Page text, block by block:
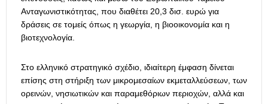
Ανταγωνιστικότητας, που διαθέτει 20,3 δισ. ευρώ για
δράσεις σε τομείς όπως η γεωργία, η βιοοικονομία και η
βιοτεχνολογία.
Στο ελληνικό στρατηγικό σχέδιο, ιδιαίτερη έμφαση δίνεται
επίσης στη στήριξη των μικρομεσαίων εκμεταλλεύσεων, των
ορεινών, νησιωτικών και παραμεθόριων περιοχών, αλλά και